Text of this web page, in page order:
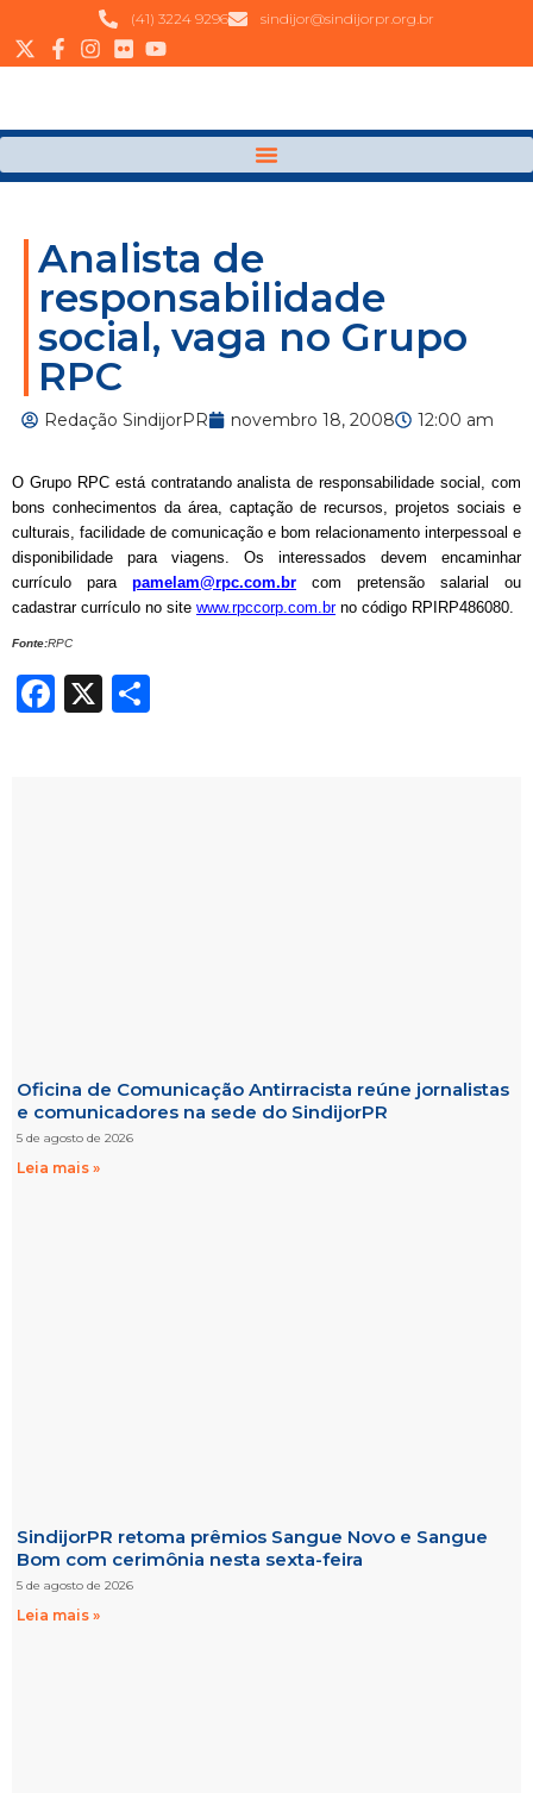
(41) 3224 9296 sindijor@sindijorpr.org.br
Analista de
responsabilidade
social, vaga no Grupo
RPC
Redação SindijorPR novembro 18, 2008 12:00 am
O Grupo RPC está contratando analista de responsabilidade social, com
bons conhecimentos da área, captação de recursos, projetos sociais e
culturais, facilidade de comunicação e bom relacionamento interpessoal e
disponibilidade para viagens. Os interessados devem encaminhar
currículo para pamelam@rpc.com.br com pretensão salarial ou
cadastrar currículo no site www.rpccorp.com.brno código RPIRP486080.
Fonte:RPC
Facebook
X
Oficina de Comunicação Antirracista reúne jornalistas
e comunicadores na sede do SindijorPR
5 de agosto de 2026
Leia mais »
SindijorPR retoma prêmios Sangue Novo e Sangue
Bom com cerimônia nesta sexta-feira
5 de agosto de 2026
Leia mais »